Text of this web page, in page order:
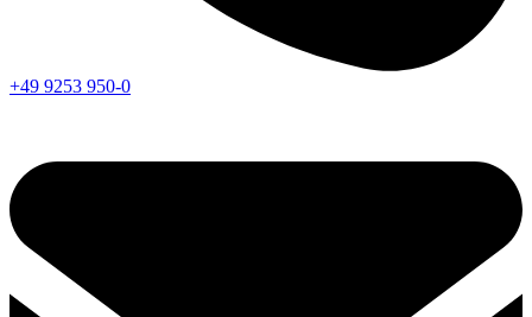
+49 9253 950-0